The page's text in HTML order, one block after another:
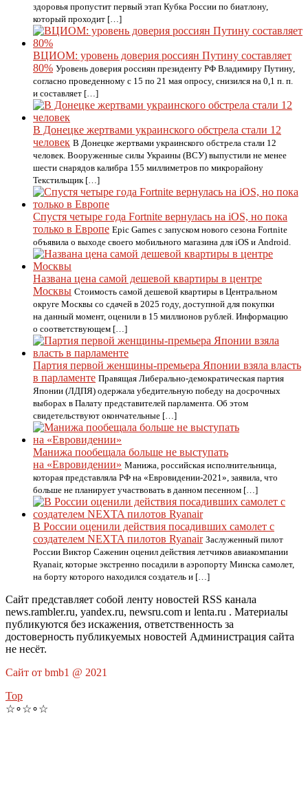
здоровья пропустит первый этап Кубка России по биатлону,
который проходит […]
ВЦИОМ: уровень доверия россиян Путину составляет
80% Уровень доверия россиян президенту РФ Владимиру Путину,
согласно проведенному с 15 по 21 мая опросу, снизился на 0,1 п. п.
и составляет […]
В Донецке жертвами украинского обстрела стали 12
человек В Донецке жертвами украинского обстрела стали 12
человек. Вооруженные силы Украины (ВСУ) выпустили не менее
шести снарядов калибра 155 миллиметров по микрорайону
Текстильщик […]
Спустя четыре года Fortnite вернулась на iOS, но пока
только в Европе Epic Games с запуском нового сезона Fortnite
объявила о выходе своего мобильного магазина для iOS и Android.
Названа цена самой дешевой квартиры в центре
Москвы Стоимость самой дешевой квартиры в Центральном
округе Москвы со сдачей в 2025 году, доступной для покупки
на данный момент, оценили в 15 миллионов рублей. Информацию
о соответствующем […]
Партия первой женщины-премьера Японии взяла власть
в парламенте Правящая Либерально-демократическая партия
Японии (ЛДПЯ) одержала убедительную победу на досрочных
выборах в Палату представителей парламента. Об этом
свидетельствуют окончательные […]
Манижа пообещала больше не выступать
на «Евровидении» Манижа, российская исполнительница,
которая представляла РФ на «Евровидении-2021», заявила, что
больше не планирует участвовать в данном песенном […]
В России оценили действия посадивших самолет с
создателем NEXTA пилотов Ryanair Заслуженный пилот
России Виктор Саженин оценил действия летчиков авиакомпании
Ryanair, которые экстренно посадили в аэропорту Минска самолет,
на борту которого находился создатель и […]
Сайт представляет собой ленту новостей RSS канала
news.rambler.ru, yandex.ru, newsru.com и lenta.ru . Материалы
публикуются без искажения, ответственность за
достоверность публикуемых новостей Администрация сайта
не несёт.
Сайт от bmb1 @ 2021
Top
☆∘☆∘☆